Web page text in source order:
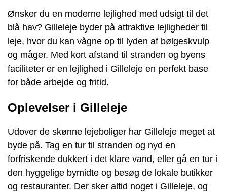
Ønsker du en moderne lejlighed med udsigt til det
blå hav? Gilleleje byder på attraktive lejligheder til
leje, hvor du kan vågne op til lyden af bølgeskvulp
og måger. Med kort afstand til stranden og byens
faciliteter er en lejlighed i Gilleleje en perfekt base
for både arbejde og fritid.
Oplevelser i Gilleleje
Udover de skønne lejeboliger har Gilleleje meget at
byde på. Tag en tur til stranden og nyd en
forfriskende dukkert i det klare vand, eller gå en tur i
den hyggelige bymidte og besøg de lokale butikker
og restauranter. Der sker altid noget i Gilleleje, og